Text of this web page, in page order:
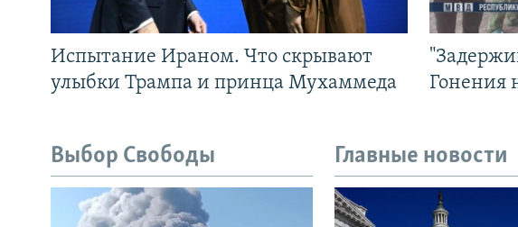
Испытание Ираном. Что скрывают
улыбки Трампа и принца Мухаммеда
Гонения
Выбор Свободы Главные новости